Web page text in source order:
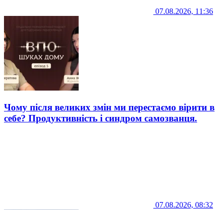
07.08.2026, 11:36
Чому після великих змін ми перестаємо вірити в
себе? Продуктивність і синдром самозванця.
07.08.2026, 08:32